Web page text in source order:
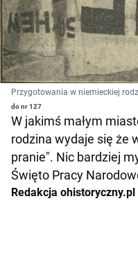
Przygotowania w niemieckiej
do nr 127
W jakimś małym
rodzina wydaje się że
pranie". Nic bardziej
Święto Pracy
Redakcja ohistoryczny.pl